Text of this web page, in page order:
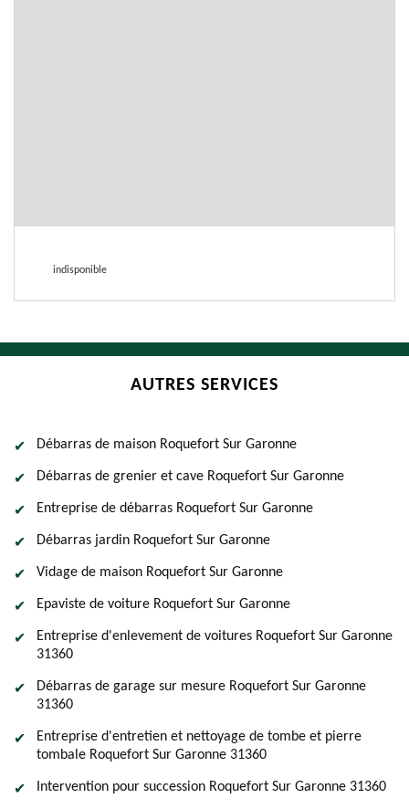
indisponible
AUTRES SERVICES
Débarras de maison Roquefort Sur Garonne
Débarras de grenier et cave Roquefort Sur Garonne
Entreprise de débarras Roquefort Sur Garonne
Débarras jardin Roquefort Sur Garonne
Vidage de maison Roquefort Sur Garonne
Epaviste de voiture Roquefort Sur Garonne
Entreprise d'enlevement de voitures Roquefort Sur Garonne
31360
Débarras de garage sur mesure Roquefort Sur Garonne
31360
Entreprise d'entretien et nettoyage de tombe et pierre
tombale Roquefort Sur Garonne 31360
Intervention pour succession Roquefort Sur Garonne 31360